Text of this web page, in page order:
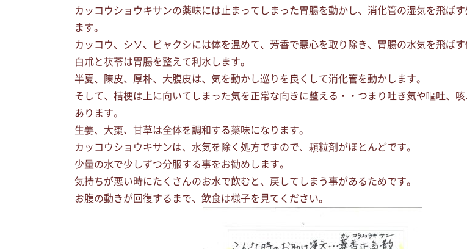
カッコウショウキサンの薬味には止まってしまった胃腸を動かし、消化管の湿気を飛ば
ます。
カッコウ、シソ、ビャクシには体を温めて、芳香で悪心を取り除き、胃腸の水気を飛ばす
白朮と茯苓は胃腸を整えて利水します。
半夏、陳皮、厚朴、大腹皮は、気を動かし巡りを良くして消化管を動かします。
そして、桔梗は上に向いてしまった気を正常な向きに整える・・つまり吐き気や嘔吐、
あります。
生姜、大棗、甘草は全体を調和する薬味になります。
カッコウショウキサンは、水気を除く処方ですので、顆粒剤がほとんどです。
少量の水で少しずつ分服する事をお勧めします。
気持ちが悪い時にたくさんのお水で飲むと、戻してしまう事があるためです。
お腹の動きが回復するまで、飲食は様子を見てください。